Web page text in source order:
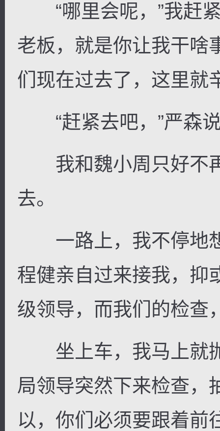
“哪里会呢，”我赶紧
老板，就是你让我干啥
们现在过去了，这里就
“赶紧去吧，”严森说
我和魏小周只好不
去。
一路上，我不停地
程健亲自过来接我，抑
级领导，而我们的检查
坐上车，我马上就抛
局领导突然下来检查，
以，你们必须要跟着前